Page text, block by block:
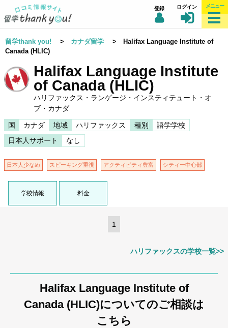
登録 ログイン メニュー
留学thank you! > カナダ留学 > Halifax Language Institute of
Canada (HLIC)
Halifax Language Institute
of Canada (HLIC)
ハリファックス・ランゲージ・インスティテュート・オ
ブ・カナダ
国 カナダ 地域 ハリファックス 種別
語学学校
日本人サポート
なし
日本人少なめ スピーキング重視 アクティビティ豊富 シティー中心部
学校情報 料金
1
ハリファックスの学校一覧>>
Halifax Language Institute of
Canada (HLIC)についてのご相談は
こちら